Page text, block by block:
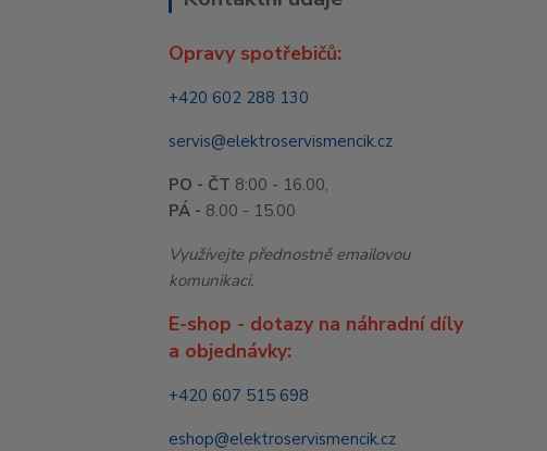
Opravy spotřebičů:
+420 602 288 130
servis@elektroservismencik.cz
PO - ČT 8:00 - 16.00,
PÁ - 8.00 - 15.00
Využívejte přednostně emailovou
komunikaci.
E-shop - dotazy na náhradní díly
a objednávky:
+420 607 515 698
eshop@elektroservismencik.cz